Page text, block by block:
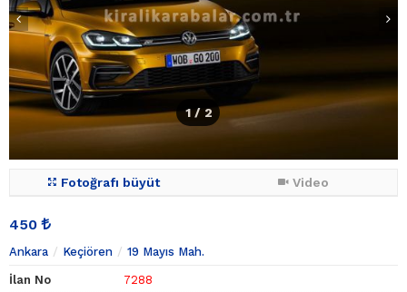
1 / 2
Fotoğrafı büyüt Video
450
Ankara Keçiören 19 Mayıs Mah.
İlan No
7288